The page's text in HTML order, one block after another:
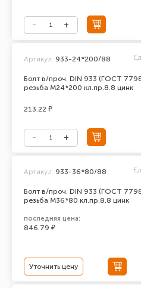
Болт в/проч. DIN 933 (ГОСТ
резьба М24*200 кл.пр.8.8 цинк
Артикул: 933-24*200/88
213.22 ₽
Болт в/проч. DIN 933 (ГОСТ
резьба М36*80 кл.пр.8.8 цинк
Артикул: 933-36*80/88
последняя цена:
846.79 ₽
Уточнить цену